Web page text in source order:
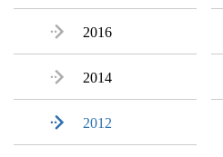
 2016
 2014
 2012